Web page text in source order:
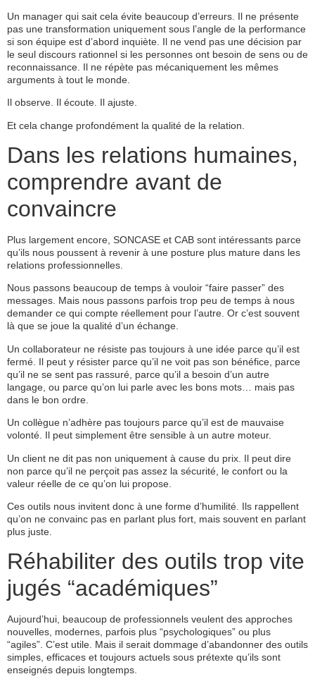
Un manager qui sait cela évite beaucoup d’erreurs. Il ne présente
pas une transformation uniquement sous l’angle de la performance
si son équipe est d’abord inquiète. Il ne vend pas une décision par
le seul discours rationnel si les personnes ont besoin de sens ou de
reconnaissance. Il ne répète pas mécaniquement les mêmes
arguments à tout le monde.
Il observe. Il écoute. Il ajuste.
Et cela change profondément la qualité de la relation.
Dans les relations humaines,
comprendre avant de
convaincre
Plus largement encore, SONCASE et CAB sont intéressants parce
qu’ils nous poussent à revenir à une posture plus mature dans les
relations professionnelles.
Nous passons beaucoup de temps à vouloir “faire passer” des
messages. Mais nous passons parfois trop peu de temps à nous
demander ce qui compte réellement pour l’autre. Or c’est souvent
là que se joue la qualité d’un échange.
Un collaborateur ne résiste pas toujours à une idée parce qu’il est
fermé. Il peut y résister parce qu’il ne voit pas son bénéfice, parce
qu’il ne se sent pas rassuré, parce qu’il a besoin d’un autre
langage, ou parce qu’on lui parle avec les bons mots… mais pas
dans le bon ordre.
Un collègue n’adhère pas toujours parce qu’il est de mauvaise
volonté. Il peut simplement être sensible à un autre moteur.
Un client ne dit pas non uniquement à cause du prix. Il peut dire
non parce qu’il ne perçoit pas assez la sécurité, le confort ou la
valeur réelle de ce qu’on lui propose.
Ces outils nous invitent donc à une forme d’humilité. Ils rappellent
qu’on ne convainc pas en parlant plus fort, mais souvent en parlant
plus juste.
Réhabiliter des outils trop vite
jugés “académiques”
Aujourd’hui, beaucoup de professionnels veulent des approches
nouvelles, modernes, parfois plus “psychologiques” ou plus
“agiles”. C’est utile. Mais il serait dommage d’abandonner des outils
simples, efficaces et toujours actuels sous prétexte qu’ils sont
enseignés depuis longtemps.